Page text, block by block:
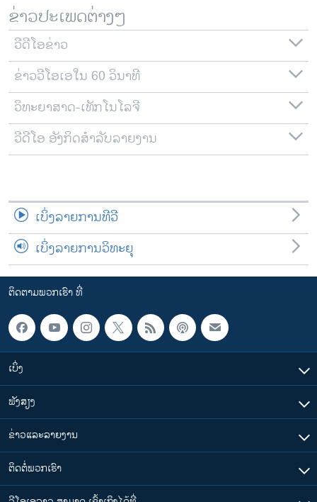
ລາຍການກະຈາຍສຽງ
ລາຍງານ
ຕິດຕາມພວກເຮົາ ທີ່
ພາສາຕ່າງໆ
ຂ່າວປະເພດຕ່າງໆ
ວີດີໂອຂ່າວ
ຂ່າວວີໂອເອໃນ 60 ວິນາທີ
ວິທະຍາສາດ-ເທັກໂນໂລຈີ
ວີດີໂອ ອັງກິດສຳລັບລາຍງານ
ເບິ່ງລາຍການທີວີ
ເບິ່ງລາຍການວິທະຍຸ
ຕິດຕາມພວກເຮົາ ທີ່
ເບິ່ງ
ຟັງສຽງ
ຂ່າວແລະລາຍງານ
ຕິດຕໍ່ພວກເຮົາ